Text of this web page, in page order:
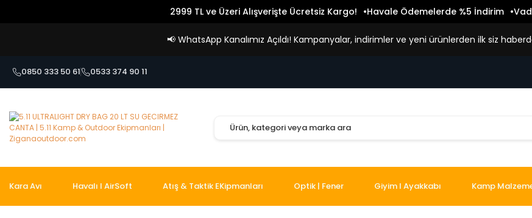
2999 TL ve Üzeri Alışverişte Ücretsiz Kargo! Havale Ödemelerde %5 İndirim
📢 WhatsApp Kanalımız Açıldı! Kampanyalar, indirimler ve yeni ürünlerden ilk siz
0850 333 50 61 0533 374 90 11
Kara Avı Havalı I AirSoft Atış & Taktik EKipmanları Optik | Fener Giyim I Ayakkabı Kamp